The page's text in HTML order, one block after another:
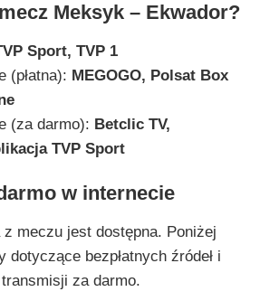
Meksyk – Ekwador?
Sport, TVP 1
(płatna): MEGOGO, Polsat Box
(za darmo): Betclic TV,
TVP Sport
w internecie
meczu jest dostępna. Poniżej
dotyczące bezpłatnych źródeł i
za darmo.